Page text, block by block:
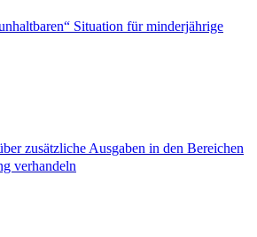
Situation für minderjährige
zusätzliche Ausgaben in den Bereichen
verhandeln